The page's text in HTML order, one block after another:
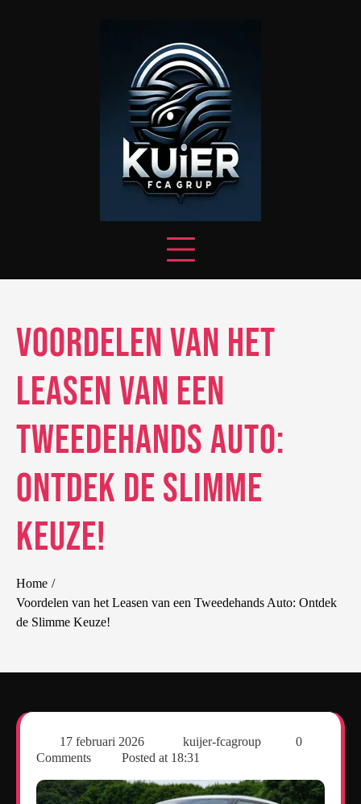
Voordelen van het
Leasen van een
Tweedehands Auto:
Ontdek de Slimme
Keuze!
Home
Voordelen van het Leasen van een Tweedehands Auto: Ontdek
de Slimme Keuze!
17 februari 2026 kuijer-fcagroup
0
Comments
Posted at 18:31